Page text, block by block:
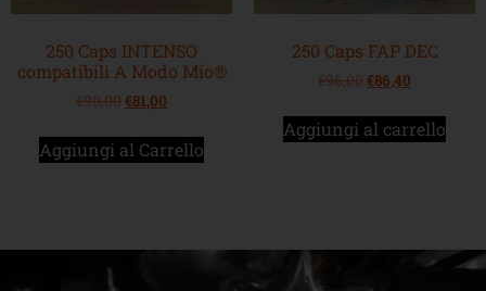
250 Caps INTENSO
compatibili A Modo Mio®
€90,00 €81,00
Aggiungi al Carrello
250 Caps FAP DEC
€96,00 €86,40
Aggiungi al carrello